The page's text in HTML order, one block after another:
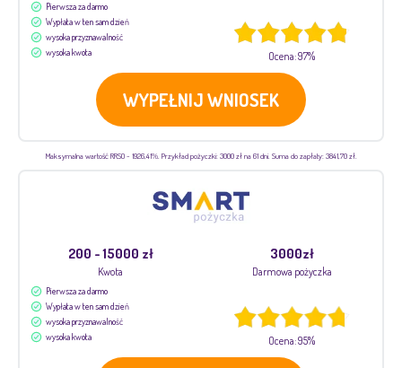
Pierwsza za darmo
Wypłata w ten sam dzień
wysoka przyznawalność
wysoka kwota
Ocena: 97%
WYPEŁNIJ WNIOSEK
Maksymalna wartość RRSO - 1926,41%. Przykład pożyczki: 3000 zł na 61 dni. Suma do zapłaty: 3841,70 zł.
200 - 15000 zł
Kwota
3000zł
Darmowa pożyczka
Pierwsza za darmo
Wypłata w ten sam dzień
wysoka przyznawalność
wysoka kwota
Ocena: 95%